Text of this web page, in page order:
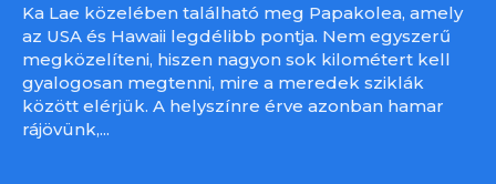
Ka Lae közelében található meg Papakolea, amely
az USA és Hawaii legdélibb pontja. Nem egyszerű
megközelíteni, hiszen nagyon sok kilométert kell
gyalogosan megtenni, mire a meredek sziklák
között elérjük. A helyszínre érve azonban hamar
rájövünk,...